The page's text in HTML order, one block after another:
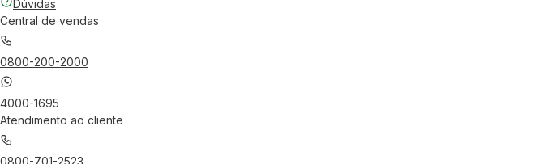
Dúvidas
Central de vendas
0800-200-2000
4000-1695
Atendimento ao cliente
0800-701-2523